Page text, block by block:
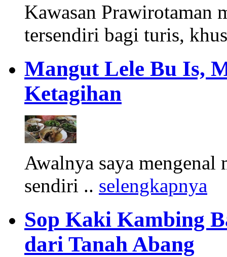
Kawasan Prawirotaman
tersendiri bagi turis,
Mangut Lele Bu Is,
Ketagihan
Awalnya saya mengenal
sendiri .. selengkapnya
Sop Kaki Kambing
dari Tanah Abang